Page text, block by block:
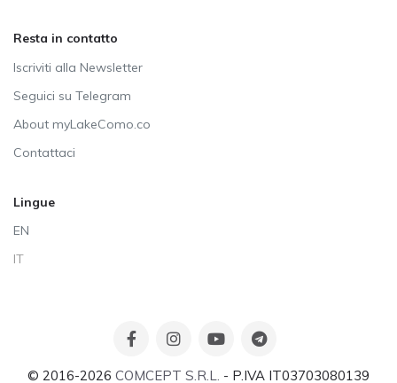
Resta in contatto
Iscriviti alla Newsletter
Seguici su Telegram
About myLakeComo.co
Contattaci
Lingue
EN
IT
© 2016-2026 COMCEPT S.R.L. - P.IVA IT03703080139